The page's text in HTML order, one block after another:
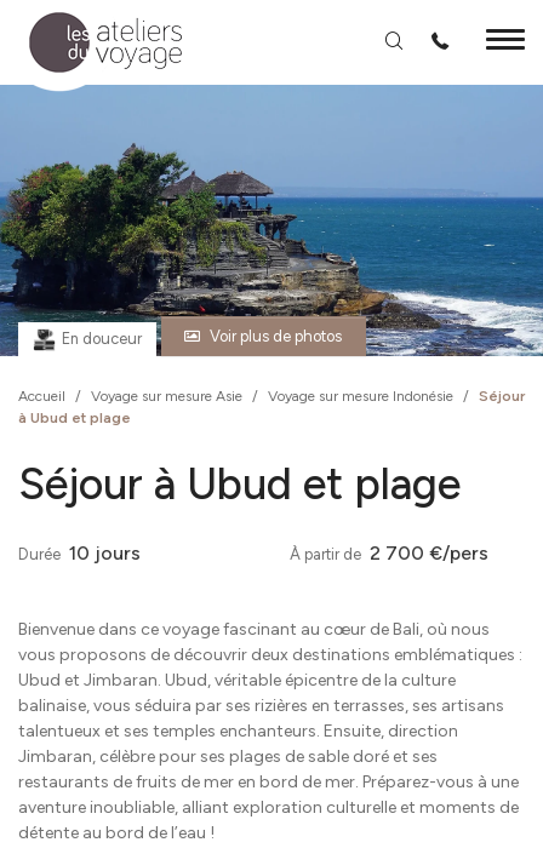
Aller au contenu principal
En douceur Voir plus de photos
Accueil / Voyage sur mesure Asie / Voyage sur mesure Indonésie / Séjour
à Ubud et plage
Séjour à Ubud et plage
Durée 10 jours À partir de 2 700 €/pers
Bienvenue dans ce voyage fascinant au cœur de Bali, où nous
vous proposons de découvrir deux destinations emblématiques :
Ubud et Jimbaran. Ubud, véritable épicentre de la culture
balinaise, vous séduira par ses rizières en terrasses, ses artisans
talentueux et ses temples enchanteurs. Ensuite, direction
Jimbaran, célèbre pour ses plages de sable doré et ses
restaurants de fruits de mer en bord de mer. Préparez-vous à une
aventure inoubliable, alliant exploration culturelle et moments de
détente au bord de l’eau !